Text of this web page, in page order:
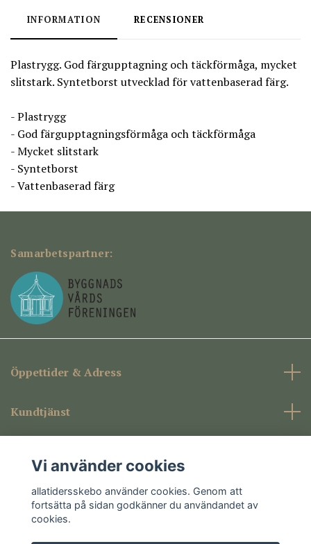
INFORMATION RECENSIONER
Plastrygg. God färgupptagning och täckförmåga, mycket
slitstark. Syntetborst utvecklad för vattenbaserad färg.
- Plastrygg
- God färgupptagningsförmåga och täckförmåga
- Mycket slitstark
- Syntetborst
- Vattenbaserad färg
Samarbetspartner:
Öppettider & Adress
Kundtjänst
Sociala medier
Vi använder cookies
allatidersskebo använder cookies. Genom att
fortsätta på sidan godkänner du användandet av
cookies.